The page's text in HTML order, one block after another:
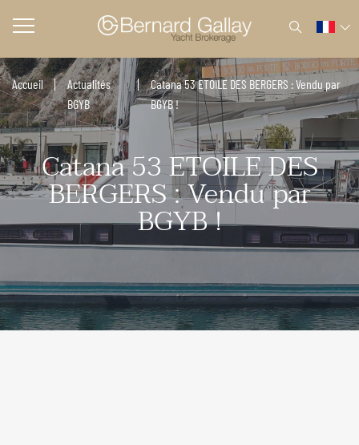
Accueil
Actualités
BGYB
Catana 53 ETOILE DES BERGERS : Vendu par
BGYB !
Catana 53 ETOILE DES
BERGERS : Vendu par
BGYB !